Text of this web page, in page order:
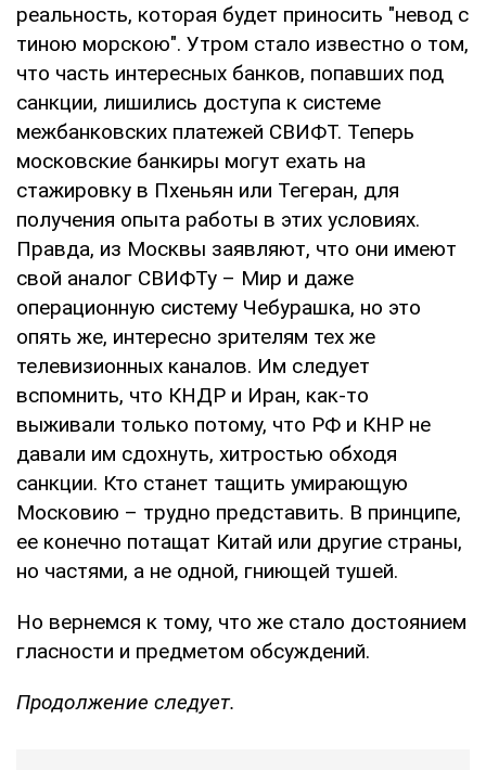
реальность, которая будет приносить "невод с
тиною морскою". Утром стало известно о том,
что часть интересных банков, попавших под
санкции, лишились доступа к системе
межбанковских платежей СВИФТ. Теперь
московские банкиры могут ехать на
стажировку в Пхеньян или Тегеран, для
получения опыта работы в этих условиях.
Правда, из Москвы заявляют, что они имеют
свой аналог СВИФТу – Мир и даже
операционную систему Чебурашка, но это
опять же, интересно зрителям тех же
телевизионных каналов. Им следует
вспомнить, что КНДР и Иран, как-то
выживали только потому, что РФ и КНР не
давали им сдохнуть, хитростью обходя
санкции. Кто станет тащить умирающую
Московию – трудно представить. В принципе,
ее конечно потащат Китай или другие страны,
но частями, а не одной, гниющей тушей.
Но вернемся к тому, что же стало достоянием
гласности и предметом обсуждений.
Продолжение следует.